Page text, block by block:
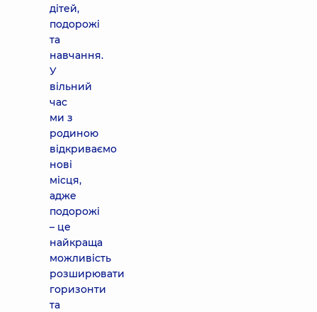
дітей,
подорожі
та
навчання.
У
вільний
час
ми з
родиною
відкриваємо
нові
місця,
адже
подорожі
– це
найкраща
можливість
розширювати
горизонти
та